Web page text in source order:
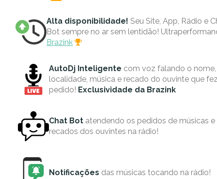
Alta disponibilidade! Seu Site, App, Rádio e
Bot sempre no ar sem lentidão!
Brazink
AutoDj Inteligente com voz falando o nome,
localidade, música e recado do ouvinte que
pedido! Exclusividade da Brazink
Chat Bot atendendo os pedidos de músicas e
recados dos ouvintes na rádio!
Notificações das músicas tocando na rádio!